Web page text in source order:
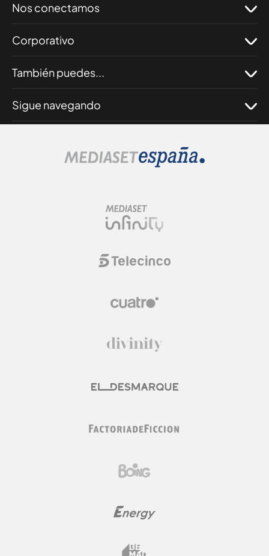
Nos conectamos
Corporativo
También puedes...
Sigue navegando